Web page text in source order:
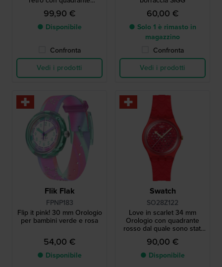
glitterato
99,90 €
● Disponibile
Confronta
Vedi i prodotti
60,00 €
● Solo 1 è rimasto in
magazzino
Confronta
Vedi i prodotti
Flik Flak
FPNP183
Flip it pink! 30 mm Orologio
per bambini verde e rosa
54,00 €
● Disponibile
Swatch
SO28Z122
Love in scarlet 34 mm
Orologio con quadrante
rosso dal quale sono stati
ritagliati dei cuori
90,00 €
● Disponibile